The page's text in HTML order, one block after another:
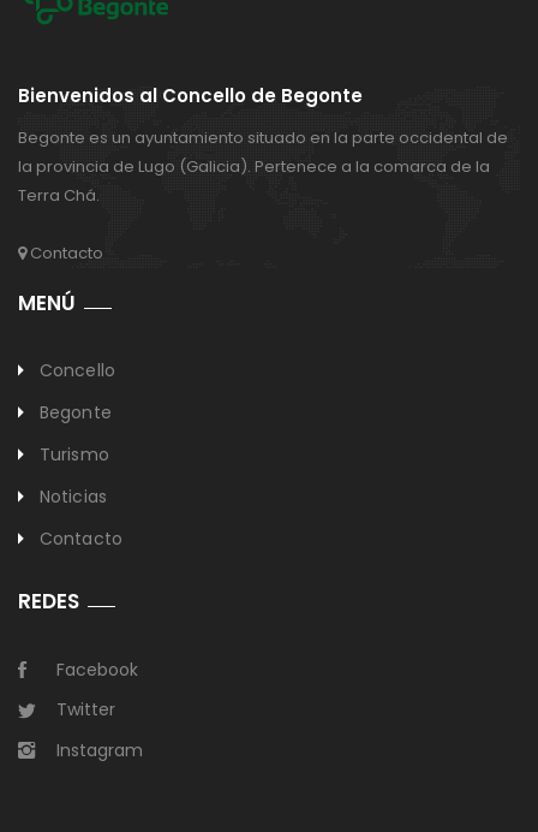
Bienvenidos al Concello de Begonte
Begonte es un ayuntamiento situado en la parte occidental de
la provincia de Lugo (Galicia). Pertenece a la comarca de la
Terra Chá.
Contacto
MENÚ
Concello
Begonte
Turismo
Noticias
Contacto
REDES
Facebook
Twitter
Instagram